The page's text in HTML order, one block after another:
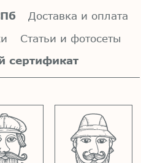
Доставка и оплата
Статьи и фотосеты
сертификат